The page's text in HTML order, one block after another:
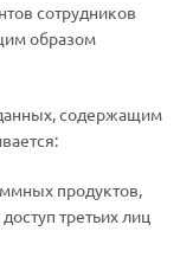
сотрудников
образом
содержащим
продуктов,
третьих лиц